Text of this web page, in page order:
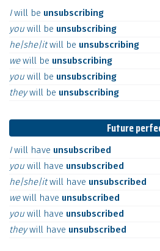
Iwill be unsubscribing
you will be unsubscribing
he|she|itwill be unsubscribing
wewill be unsubscribing
you will be unsubscribing
theywill be unsubscribing
Future
Iwill have unsubscribed
you will have unsubscribed
he|she|itwill have unsubscribed
wewill have unsubscribed
you will have unsubscribed
theywill have unsubscribed